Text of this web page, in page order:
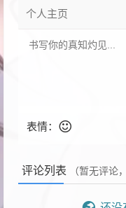
表情：
评论列表 （暂无评论，